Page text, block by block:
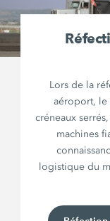
Lors de la
aéroport, le
créneaux
machines
logistique du